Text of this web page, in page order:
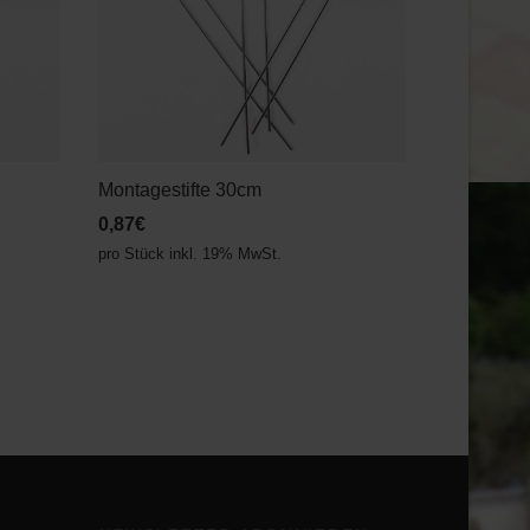
Montagestifte 30cm
0,87€
pro Stück inkl. 19% MwSt.